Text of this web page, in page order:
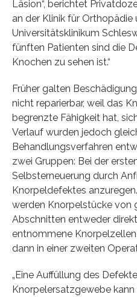
Läsion“, berichtet
an der Klinik für Orthopädie
Universitätsklinikum
fünften Patienten sind die
Knochen zu sehen ist.“
Früher galten
nicht reparierbar, weil das
begrenzte Fähigkeit hat,
Verlauf wurden jedoch
Behandlungsverfahren
zwei Gruppen: Bei der
Selbsterneuerung durch
Knorpeldefektes
werden Knorpelstücke von
Abschnitten entweder
entnommene
dann in einer zweiten
„Eine Auffüllung des
Knorpelersatzgewebe